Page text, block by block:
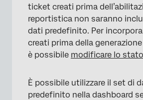
ticket creati prima
reportistica non saranno
dati predefinito. Per
creati prima della
è possibile modificare lo
È possibile utilizzare il set di
predefinito nella dashboard